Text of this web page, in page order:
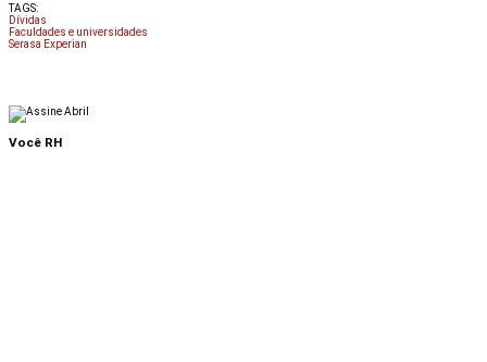
TAGS:
Dívidas
Faculdades e universidades
Serasa Experian
Você RH